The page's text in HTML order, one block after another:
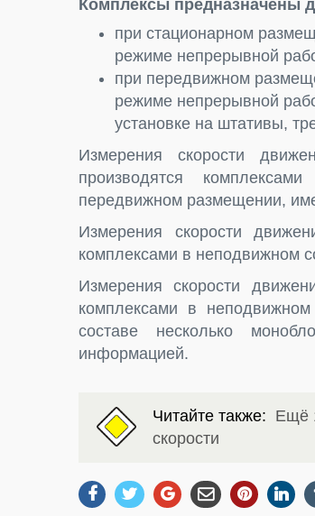
Комплексы предназначены
при стационарном
режиме непрерывной
при передвижном
режиме непрерывной
установке на штативы,
Измерения скорости
производятся
передвижном размещении,
Измерения скорости
комплексами в неподвижном
Измерения скорости
комплексами в
составе несколько
информацией.
Читайте также: Ещё
скорости